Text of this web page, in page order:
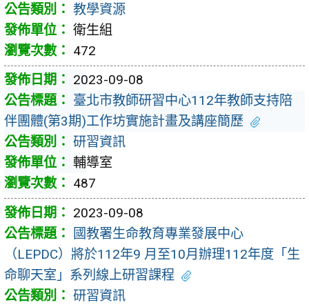
教學資源
衛生組
472
2023-09-08
臺北市教師研習中心112年教師支持陪
伴團體(第3期)工作坊實施計畫及講座簡歷
研習資訊
輔導室
487
2023-09-08
國教署生命教育專業發展中心
（LEPDC）將於112年9 月至10月辦理112年度「生
命聊天室」系列線上研習課程
研習資訊